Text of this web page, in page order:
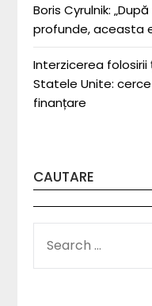
Boris Cyrulnik:
profunde, aceasta
Interzicerea
Statele Unite:
finanțare
CAUTARE
FOR: